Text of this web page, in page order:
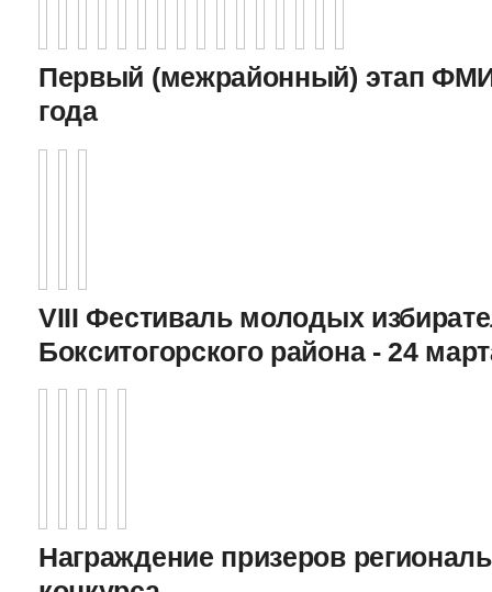
Первый (межрайонный) этап
года
VIII Фестиваль молодых
Бокситогорского района - 24
Награждение призеров